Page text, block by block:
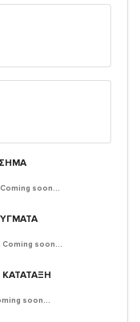
Coming soon...
Coming soon...
soon...